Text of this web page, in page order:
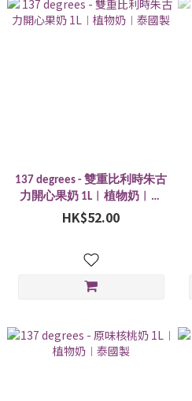
137 degrees - 雙重比利時朱古
力開心果奶 1L︱植物奶︱泰
國製
HK$52.00